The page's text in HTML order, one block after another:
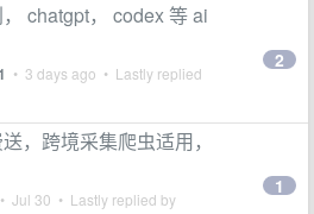
chatgpt， codex 等 ai
• 3 days ago • Lastly replied
2
，跨境采集爬虫适用，
• Jul 30 • Lastly replied by
1